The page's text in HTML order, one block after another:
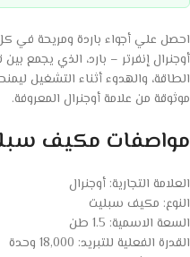
احصل علي أجواء باردة ومريحة في
أوجنرال إنفرتر – بارد، الذي يجمع
الطاقة، والهدوء أثناء التشغيل
موثوقة من علامة أوجنرال المعروفة.
مواصفات مكيف سبليت 18 وحدة
العلامة التجارية: أوجنرال
النوع: مكيف سبليت
السعة الاسمية: 1.5 طن
القدرة الفعلية للتبريد: 18,000 وحدة